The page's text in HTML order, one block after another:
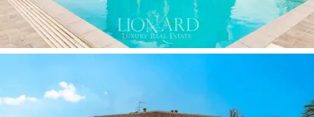
廊上設有一個休閒水療區。 二樓是一個極具感染
力的獨立客房，設有兩間臥室、一間廚房以及帶
石牆和木質天花板的鄉村風格休閒區。地下室設
帶磚砌拱頂的超大酒窖
葡萄酒儲存和品酒的小房間。別墅出售時
美的古董家具和當代設計師作品。